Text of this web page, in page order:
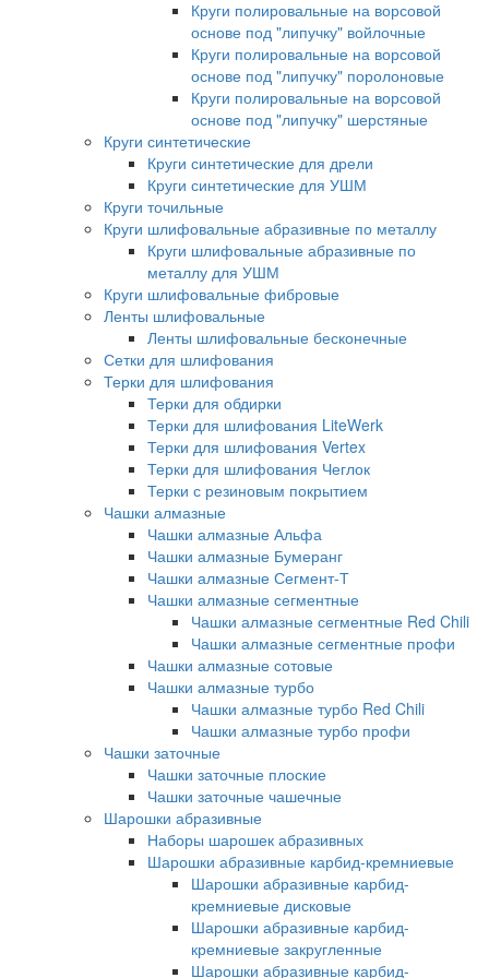
Круги полировальные на ворсовой
основе под "липучку" войлочные
Круги полировальные на ворсовой
основе под "липучку" поролоновые
Круги полировальные на ворсовой
основе под "липучку" шерстяные
Круги синтетические
Круги синтетические для дрели
Круги синтетические для УШМ
Круги точильные
Круги шлифовальные абразивные по металлу
Круги шлифовальные абразивные по
металлу для УШМ
Круги шлифовальные фибровые
Ленты шлифовальные
Ленты шлифовальные бесконечные
Сетки для шлифования
Терки для шлифования
Терки для обдирки
Терки для шлифования LiteWerk
Терки для шлифования Vertex
Терки для шлифования Чеглок
Терки с резиновым покрытием
Чашки алмазные
Чашки алмазные Альфа
Чашки алмазные Бумеранг
Чашки алмазные Сегмент-Т
Чашки алмазные сегментные
Чашки алмазные сегментные Red Chili
Чашки алмазные сегментные профи
Чашки алмазные сотовые
Чашки алмазные турбо
Чашки алмазные турбо Red Chili
Чашки алмазные турбо профи
Чашки заточные
Чашки заточные плоские
Чашки заточные чашечные
Шарошки абразивные
Наборы шарошек абразивных
Шарошки абразивные карбид-кремниевые
Шарошки абразивные карбид-
кремниевые дисковые
Шарошки абразивные карбид-
кремниевые закругленные
Шарошки абразивные карбид-